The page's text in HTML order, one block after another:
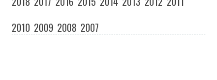
2010 2009 2008 2007